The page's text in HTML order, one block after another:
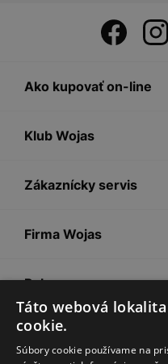
Ako kupovať on-line
Klub Wojas
Zákaznícky servis
Firma Wojas
Pokyny
Táto webová
cookie.
Súbory cookie používame na